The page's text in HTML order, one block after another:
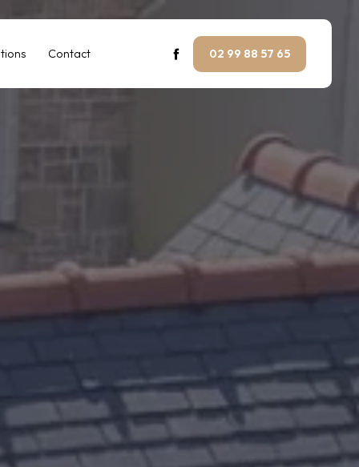
Contact 02 99 88 57 65